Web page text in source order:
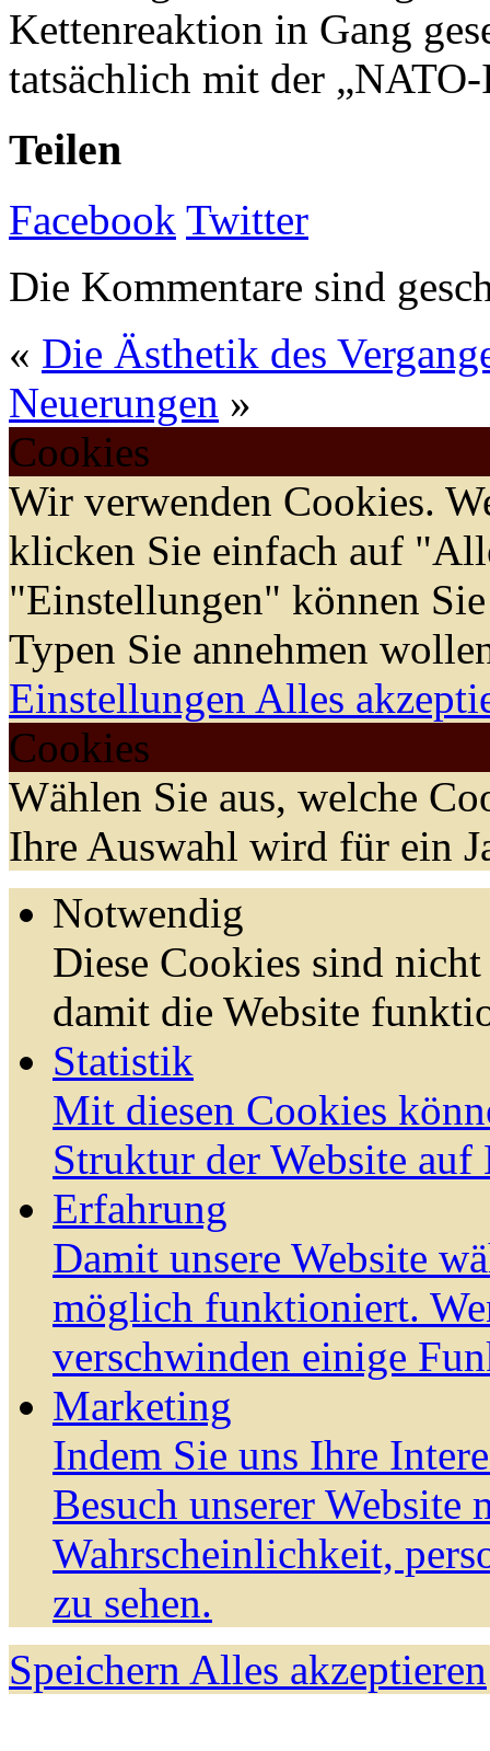
Kettenreaktion in Gang
tatsächlich mit der
Teilen
Facebook Twitter
Die Kommentare sind
« Die Ästhetik des
Neuerungen »
Cookies
Wir verwenden Cookies.
klicken Sie einfach auf
"Einstellungen" können
Typen Sie annehmen
Einstellungen Alles
Cookies
Wählen Sie aus, welche
Ihre Auswahl wird für ein
Notwendig
Diese Cookies sind
damit die Website
Statistik
Mit diesen Cookies
Struktur der Website auf
Erfahrung
Damit unsere Website
möglich funktioniert.
verschwinden einige
Marketing
Indem Sie uns Ihre
Besuch unserer Website
Wahrscheinlichkeit,
zu sehen.
Speichern Alles akzeptieren